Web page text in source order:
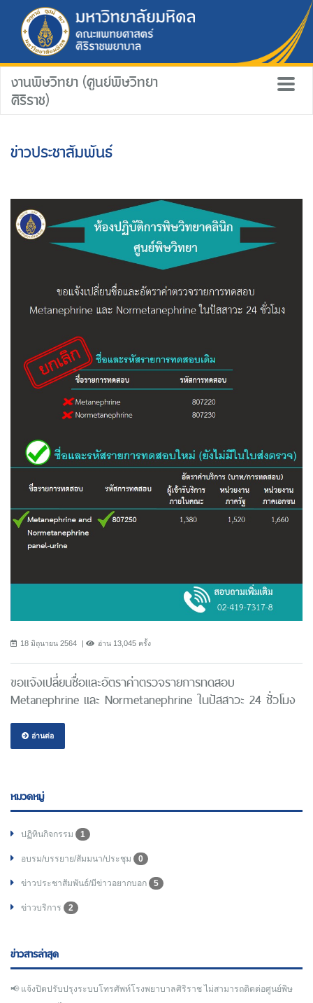
งานพิษวิทยา (ศูนย์พิษวิทยา
ศิริราช)
ข่าวประชาสัมพันธ์
18 มิถุนายน 2564 อ่าน 13,045 ครั้ง
ขอแจ้งเปลี่ยนชื่อและอัตราค่าตรวจรายการทดสอบ
Metanephrine และ Normetanephrine ในปัสสาวะ 24 ชั่วโมง
อ่านต่อ
หมวดหมู่
ปฏิทินกิจกรรม 1
อบรม/บรรยาย/สัมมนา/ประชุม 0
ข่าวประชาสัมพันธ์/มีข่าวอยากบอก 5
ข่าวบริการ 2
ข่าวสารล่าสุด
📢 แจ้งปิดปรับปรุงระบบโทรศัพท์โรงพยาบาลศิริราช ไม่สามารถติดต่อศูนย์พิษ